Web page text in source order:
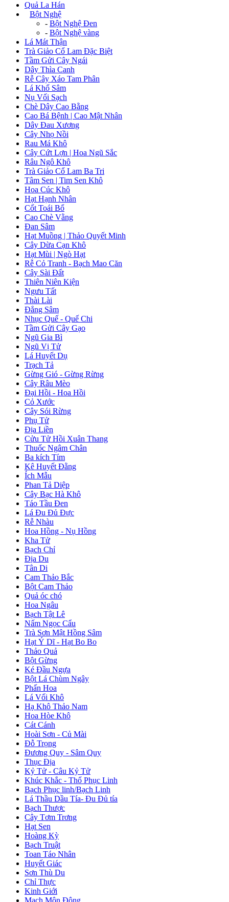
Quả La Hán
Bột Nghệ
- Bột Nghệ Đen
- Bột Nghệ vàng
Lá Mát Thận
Trà Giảo Cổ Lam Đặc Biệt
Tầm Gửi Cây Ngái
Dây Thìa Canh
Rễ Cây Xáo Tam Phân
Lá Khổ Sâm
Nụ Vối Sạch
Chè Dây Cao Bằng
Cao Bá Bệnh | Cao Mật Nhân
Dây Đau Xương
Cây Nhọ Nồi
Rau Má Khô
Cây Cứt Lợn | Hoa Ngũ Sắc
Râu Ngô Khô
Trà Giảo Cổ Lam Ba Tri
Tâm Sen | Tim Sen Khô
Hoa Cúc Khô
Hạt Hạnh Nhân
Cốt Toái Bổ
Cao Chè Vằng
Đan Sâm
Hạt Muồng | Thảo Quyết Minh
Cây Dừa Cạn Khô
Hạt Mùi | Ngò Hạt
Rễ Cỏ Tranh - Bạch Mao Căn
Cây Sài Đất
Thiên Niên Kiện
Ngưu Tất
Thài Lài
Đẳng Sâm
Nhục Quế - Quế Chi
Tầm Gửi Cây Gạo
Ngũ Gia Bì
Ngũ Vị Tử
Lá Huyết Dụ
Trạch Tả
Gừng Gió - Gừng Rừng
Cây Râu Mèo
Đại Hồi - Hoa Hồi
Cỏ Xước
Cây Sói Rừng
Phụ Tử
Địa Liền
Cửu Tử Hồi Xuân Thang
Thuốc Ngâm Chân
Ba kích Tím
Kê Huyết Đằng
Ích Mẫu
Phan Tả Diệp
Cây Bạc Hà Khô
Táo Tầu Đen
Lá Đu Đủ Đực
Rễ Nhàu
Hoa Hồng - Nụ Hồng
Kha Tử
Bạch Chỉ
Địa Du
Tân Di
Cam Thảo Bắc
Bột Cam Thảo
Quả óc chó
Hoa Ngâu
Bạch Tật Lê
Nấm Ngọc Cẩu
Trà Sơn Mật Hồng Sâm
Hạt Ý Dĩ - Hạt Bo Bo
Thảo Quả
Bột Gừng
Ké Đầu Ngựa
Bột Lá Chùm Ngây
Phấn Hoa
Lá Vối Khô
Hạ Khô Thảo Nam
Hoa Hòe Khô
Cát Cánh
Hoài Sơn - Củ Mài
Đỗ Trọng
Đương Quy - Sâm Quy
Thục Địa
Kỷ Tử - Câu Kỷ Tử
Khúc Khắc - Thổ Phục Linh
Bạch Phục linh/Bạch Linh
Lá Thầu Dầu Tía- Đu Đủ tía
Bạch Thược
Cây Tơm Trơng
Hạt Sen
Hoàng Kỳ
Bạch Truật
Toan Táo Nhân
Huyết Giác
Sơn Thù Du
Chỉ Thực
Kinh Giới
Mạch Môn Đông